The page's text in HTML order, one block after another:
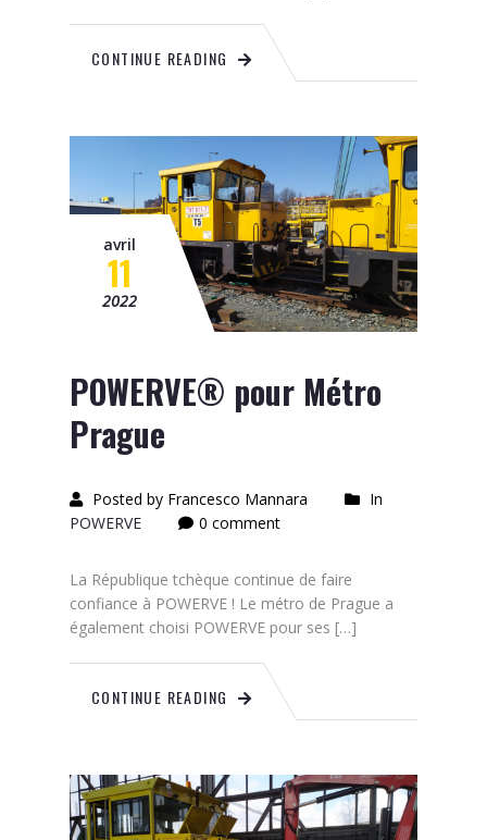
CONTINUE READING
avril
11
2022
POWERVE® pour Métro
Prague
Posted by Francesco Mannara
In
POWERVE
0 comment
La République tchèque continue de faire
confiance à POWERVE ! Le métro de Prague a
également choisi POWERVE pour ses […]
CONTINUE READING